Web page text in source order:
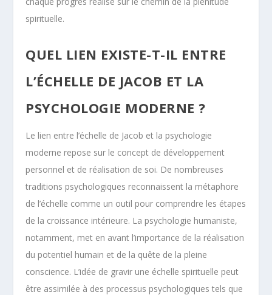
spirituelle.
QUEL LIEN EXISTE-T-IL ENTRE
L’ÉCHELLE DE JACOB ET LA
PSYCHOLOGIE MODERNE ?
Le lien entre l’échelle de Jacob et la psychologie
moderne repose sur le concept de développement
personnel et de réalisation de soi. De nombreuses
traditions psychologiques reconnaissent la métaphore
de l’échelle comme un outil pour comprendre les étapes
de la croissance intérieure. La psychologie humaniste,
notamment, met en avant l’importance de la réalisation
du potentiel humain et de la quête de la pleine
conscience. L’idée de gravir une échelle spirituelle peut
être assimilée à des processus psychologiques tels que